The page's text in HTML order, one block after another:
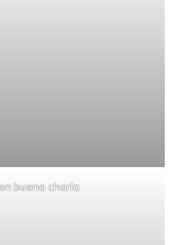
buena charla